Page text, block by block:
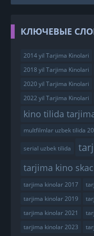
КЛЮЧЕВЫЕ
2014 yil Tarjima Kinolari
2018 yil Tarjima Kinolari
2020 yil Tarjima Kinolari
2022 yil Tarjima Kinolari
kino tilida
multfilmlar uzbek tilida
serial uzbek tilida
tarjima kino
tarjima kinolar 2017
tarjima kinolar 2019
tarjima kinolar 2021
tarjima kinolar 2023